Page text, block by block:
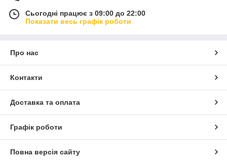
Сьогодні працює з 09:00 до 22:00
Показати весь графік роботи
Про нас
Контакти
Доставка та оплата
Графік роботи
Повна версія сайту